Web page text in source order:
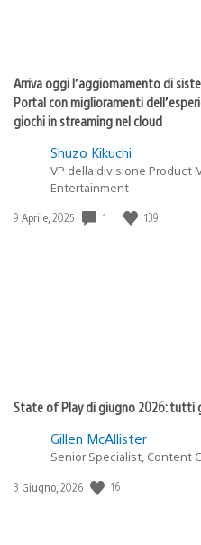
Arriva oggi l’aggiornamento di
Portal con miglioramenti
giochi in streaming nel cloud
Shuzo Kikuchi
VP della divisione Product
Entertainment
Data
9 Aprile, 2025 1 139
State of Play di giugno 2026: tutti
Gillen McAllister
Senior Specialist, Content
Data
3 Giugno, 2026 16